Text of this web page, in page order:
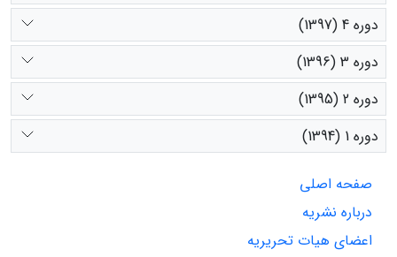
دوره 4 (1397)
دوره 3 (1396)
دوره 2 (1395)
دوره 1 (1394)
صفحه اصلی
درباره نشریه
اعضای هیات تحریریه